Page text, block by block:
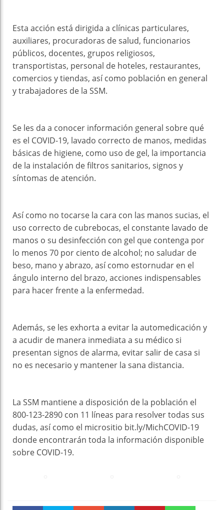
Esta acción está dirigida a clínicas particulares,
auxiliares, procuradoras de salud, funcionarios
públicos, docentes, grupos religiosos,
transportistas, personal de hoteles, restaurantes,
comercios y tiendas, así como población en general
y trabajadores de la SSM.
Se les da a conocer información general sobre qué
es el COVID-19, lavado correcto de manos, medidas
básicas de higiene, como uso de gel, la importancia
de la instalación de filtros sanitarios, signos y
síntomas de atención.
Así como no tocarse la cara con las manos sucias, el
uso correcto de cubrebocas, el constante lavado de
manos o su desinfección con gel que contenga por
lo menos 70 por ciento de alcohol; no saludar de
beso, mano y abrazo, así como estornudar en el
ángulo interno del brazo, acciones indispensables
para hacer frente a la enfermedad.
Además, se les exhorta a evitar la automedicación y
a acudir de manera inmediata a su médico si
presentan signos de alarma, evitar salir de casa si
no es necesario y mantener la sana distancia.
La SSM mantiene a disposición de la población el
800-123-2890 con 11 líneas para resolver todas sus
dudas, así como el micrositio bit.ly/MichCOVID-19
donde encontrarán toda la información disponible
sobre COVID-19.